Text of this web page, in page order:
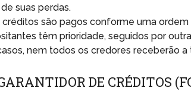
suas perdas.
créditos são pagos conforme uma
têm prioridade, seguidos por
nem todos os credores receberão
DE CRÉDITOS